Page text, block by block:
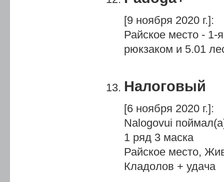
[9 ноября 2020 г.]:
Райское место - 1-
рюкзаком и 5.01
Налоговый
[6 ноября 2020 г.]:
Nalogovui
1 ряд 3 маска
Райское место,
Кладолов + удача